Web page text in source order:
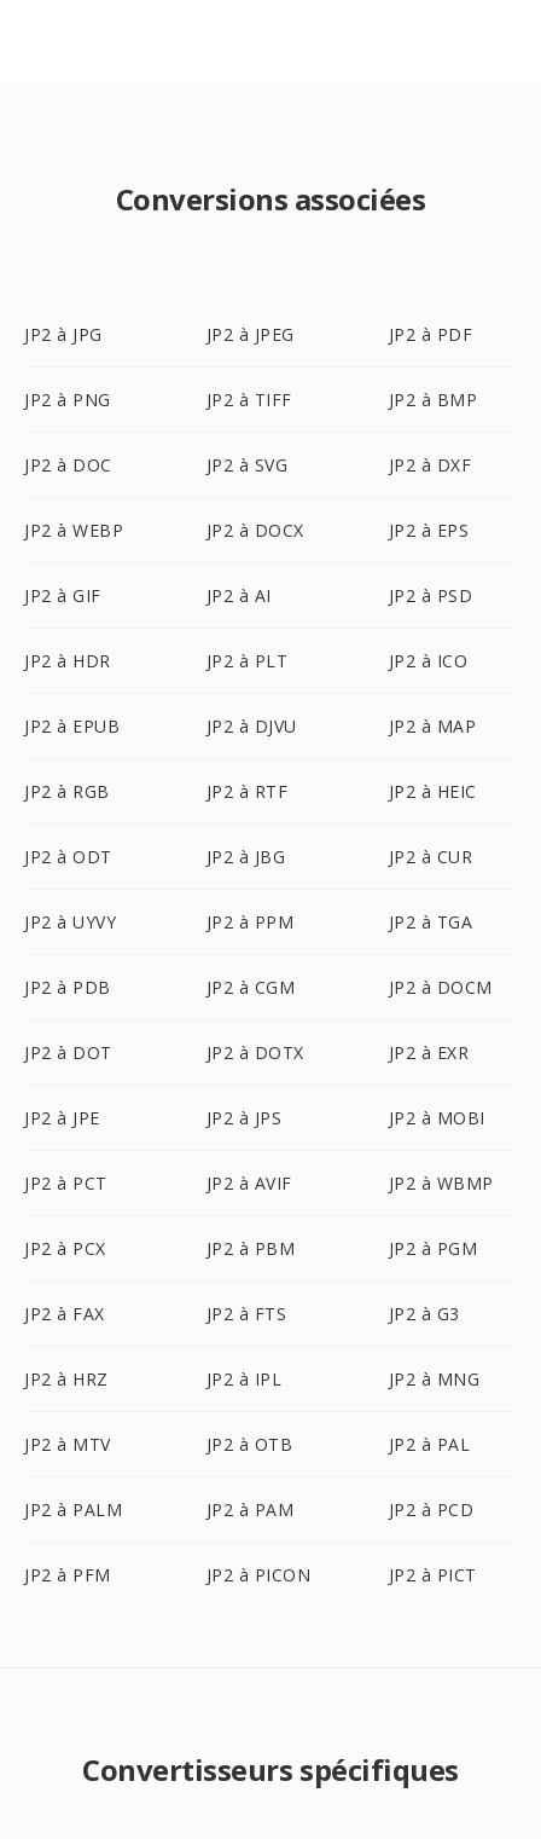
Conversions associées
JP2 à JPG JP2 à JPEG JP2 à PDF
JP2 à PNG JP2 à TIFF JP2 à BMP
JP2 à DOC JP2 à SVG JP2 à DXF
JP2 à WEBP JP2 à DOCX JP2 à EPS
JP2 à GIF JP2 à AI JP2 à PSD
JP2 à HDR JP2 à PLT JP2 à ICO
JP2 à EPUB JP2 à DJVU JP2 à MAP
JP2 à RGB JP2 à RTF JP2 à HEIC
JP2 à ODT JP2 à JBG JP2 à CUR
JP2 à UYVY JP2 à PPM JP2 à TGA
JP2 à PDB JP2 à CGM JP2 à DOCM
JP2 à DOT JP2 à DOTX JP2 à EXR
JP2 à JPE JP2 à JPS JP2 à MOBI
JP2 à PCT JP2 à AVIF JP2 à WBMP
JP2 à PCX JP2 à PBM JP2 à PGM
JP2 à FAX JP2 à FTS JP2 à G3
JP2 à HRZ JP2 à IPL JP2 à MNG
JP2 à MTV JP2 à OTB JP2 à PAL
JP2 à PALM JP2 à PAM JP2 à PCD
JP2 à PFM JP2 à PICON JP2 à PICT
Convertisseurs spécifiques